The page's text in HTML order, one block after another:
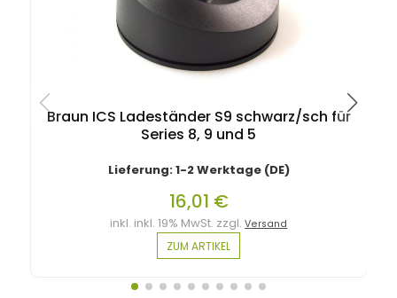
Braun ICS Ladeständer S9 schwarz/sch für
Series 8, 9 und 5
Lieferung: 1-2 Werktage (DE)
16,01 €
inkl. inkl. 19% MwSt. zzgl.Versand
ZUM ARTIKEL